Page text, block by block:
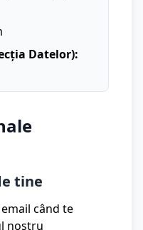
Datelor):
tine
când te
nostru